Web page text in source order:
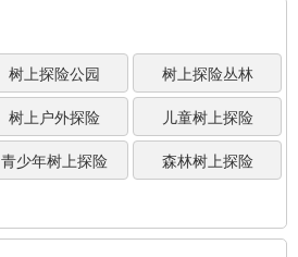
树上探险公园 树上探险丛林
树上户外探险 儿童树上探险
青少年树上探险 森林树上探险